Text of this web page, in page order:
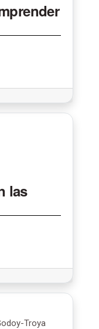
las
Troya